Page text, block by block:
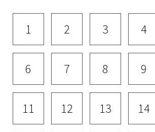
1 2 3 4
6 7 8 9
11 12 13 14